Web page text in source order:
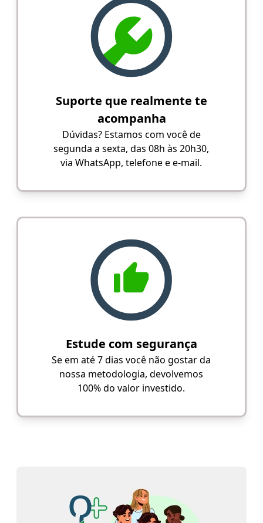
Suporte que realmente te
acompanha
Dúvidas? Estamos com você de
segunda a sexta, das 08h às 20h30,
via WhatsApp, telefone e e-mail.
Estude com segurança
Se em até 7 dias você não gostar da
nossa metodologia, devolvemos
100% do valor investido.